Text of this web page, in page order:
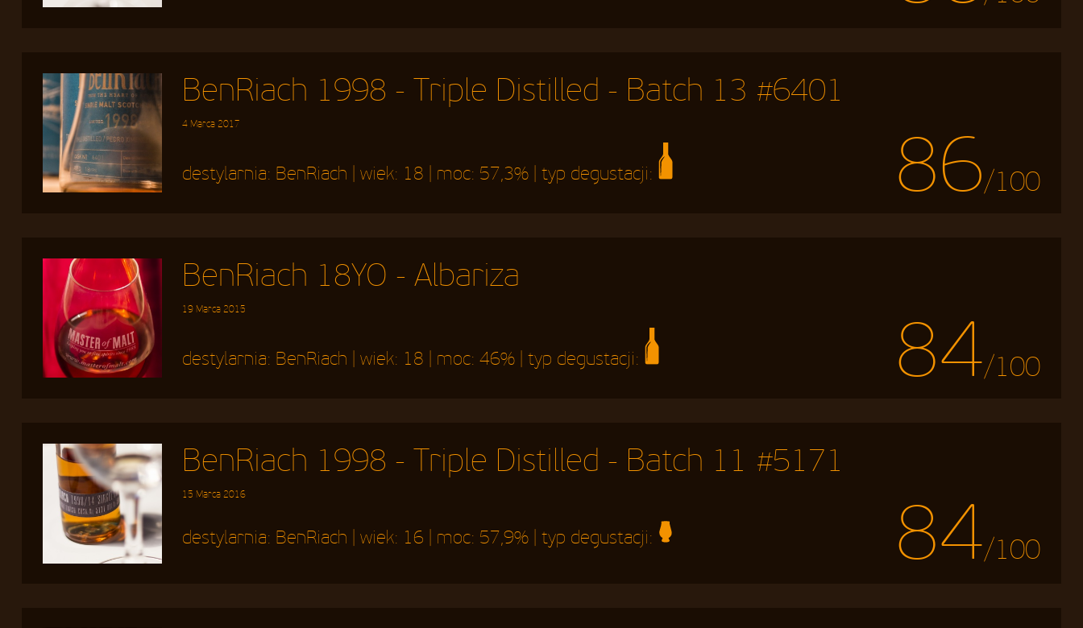
BenRiach 1998 - Triple Distilled - Batch 13 #6401
4 Marca 2017 86/100
destylarnia: BenRiach | wiek: 18 | moc: 57,3% | typ degustacji:
BenRiach 18YO - Albariza
19 Marca 2015 84/100
destylarnia: BenRiach | wiek: 18 | moc:46% | typ degustacji:
BenRiach 1998 - Triple Distilled - Batch 11 #5171
15 Marca 2016 84/100
destylarnia: BenRiach | wiek: 16 | moc: 57,9% | typ degustacji: